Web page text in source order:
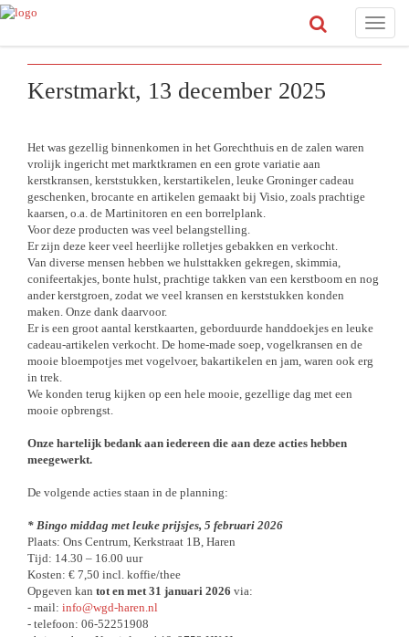
Toggle
Kerstmarkt, 13 december 2025
Het was gezellig binnenkomen in het Gorechthuis en de zalen waren
vrolijk ingericht met marktkramen en een grote variatie aan
kerstkransen, kerststukken, kerstartikelen, leuke Groninger cadeau
geschenken, brocante en artikelen gemaakt bij Visio, zoals prachtige
kaarsen, o.a. de Martinitoren en een borrelplank.
Voor deze producten was veel belangstelling.
Er zijn deze keer veel heerlijke rolletjes gebakken en verkocht.
Van diverse mensen hebben we hulsttakken gekregen, skimmia,
conifeertakjes, bonte hulst, prachtige takken van een kerstboom en nog
ander kerstgroen, zodat we veel kransen en kerststukken konden
maken. Onze dank daarvoor.
Er is een groot aantal kerstkaarten, geborduurde handdoekjes en leuke
cadeau-artikelen verkocht. De home-made soep, vogelkransen en de
mooie bloempotjes met vogelvoer, bakartikelen en jam, waren ook erg
in trek.
We konden terug kijken op een hele mooie, gezellige dag met een
mooie opbrengst.
Onze hartelijk bedank aan iedereen die aan deze acties hebben
meegewerkt.
De volgende acties staan in de planning:
* Bingo middag met leuke prijsjes, 5 februari 2026
Plaats: Ons Centrum, Kerkstraat 1B, Haren
Tijd: 14.30 – 16.00 uur
Kosten: € 7,50 incl. koffie/thee
Opgeven kan tot en met 31 januari 2026 via:
- mail: info@wgd-haren.nl
- telefoon: 06-52251908